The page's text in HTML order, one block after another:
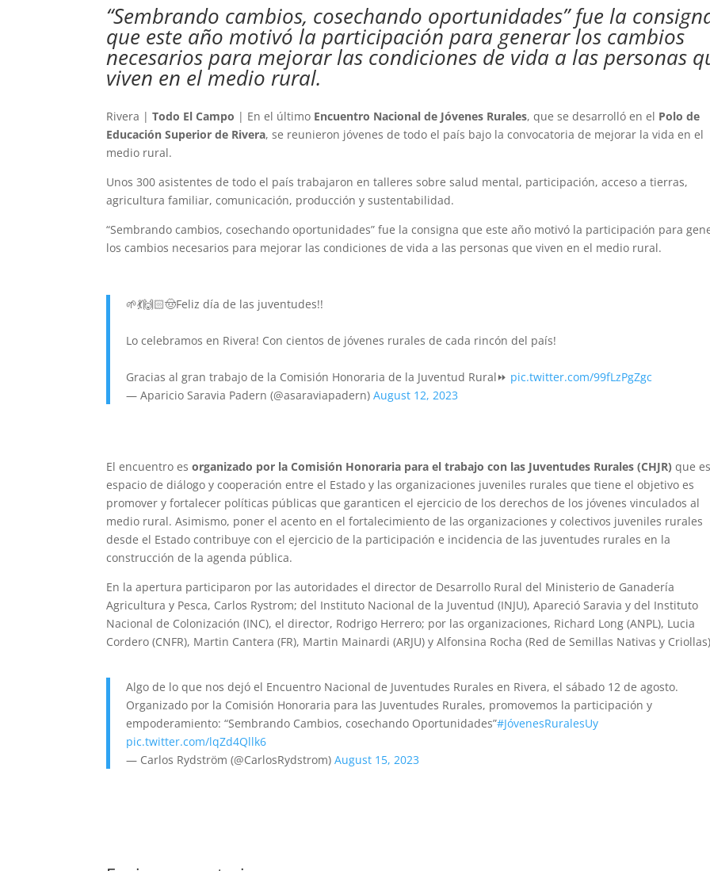
“Sembrando cambios, cosechando oportunidades” fue la
que este año motivó la participación para generar los cambios
necesarios para mejorar las condiciones de vida a las personas
viven en el medio rural.
Rivera |Todo El Campo | En el último Encuentro Nacional de Jóvenes Rurales, que se desarrolló en el Polo de
Educación Superior de Rivera, se reunieron jóvenes de todo el país bajo la convocatoria de mejorar la vida en el
medio rural.
Unos 300 asistentes de todo el país trabajaron en talleres sobre salud mental, participación, acceso a tierras,
agricultura familiar, comunicación, producción y sustentabilidad.
“Sembrando cambios, cosechando oportunidades” fue la consigna que este año motivó la participación para
los cambios necesarios para mejorar las condiciones de vida a las personas que viven en el medio rural.
🌱💃🙌🏻🤠Feliz día de las juventudes!!
Lo celebramos en Rivera! Con cientos de jóvenes rurales de cada rincón del país!
Gracias al gran trabajo de la Comisión Honoraria de la Juventud Rural⏩ pic.twitter.com/99fLzPgZgc
— Aparicio Saravia Padern (@asaraviapadern)August 12, 2023
El encuentro esorganizado por la Comisión Honoraria para el trabajo con las Juventudes Rurales (CHJR) que
espacio de diálogo y cooperación entre el Estado y las organizaciones juveniles rurales que tiene el objetivo es
promover y fortalecer políticas públicas que garanticen el ejercicio de los derechos de los jóvenes vinculados al
medio rural. Asimismo, poner el acento en el fortalecimiento de las organizaciones y colectivos juveniles rurales
desde el Estado contribuye con el ejercicio de la participación e incidencia de las juventudes rurales en la
construcción de la agenda pública.
En la apertura participaron por las autoridades el director de Desarrollo Rural del Ministerio de Ganadería
Agricultura y Pesca, Carlos Rystrom; del Instituto Nacional de la Juventud (INJU), Apareció Saravia y del Instituto
Nacional de Colonización (INC), el director, Rodrigo Herrero; por las organizaciones, Richard Long (ANPL), Lucia
Cordero (CNFR), Martin Cantera (FR), Martin Mainardi (ARJU) y Alfonsina Rocha (Red de Semillas Nativas y
Algo de lo que nos dejó el Encuentro Nacional de Juventudes Rurales en Rivera, el sábado 12 de agosto.
Organizado por la Comisión Honoraria para las Juventudes Rurales, promovemos la participación y
empoderamiento: “Sembrando Cambios, cosechando Oportunidades”#JóvenesRuralesUy
pic.twitter.com/lqZd4Qllk6
— Carlos Rydström (@CarlosRydstrom)August 15, 2023